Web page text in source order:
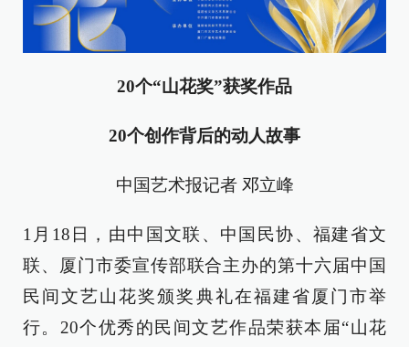
20个“山花奖”获奖作品
20个创作背后的动人故事
中国艺术报记者 邓立峰
1月18日，由中国文联、中国民协、福建省文
联、厦门市委宣传部联合主办的第十六届中国
民间文艺山花奖颁奖典礼在福建省厦门市举
行。20个优秀的民间文艺作品荣获本届“山花